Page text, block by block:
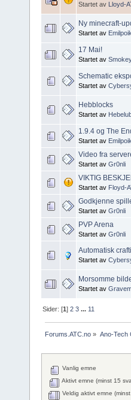
Startet av Lloyd-
Ny minecraft-
Startet av
17 Mai!
Startet av
Schematic
Startet av
Hebblocks
Startet av
1.9.4 og The
Startet av
Video fra
Startet av Gr0nli
VIKTIG
Startet av Floyd-
Godkjenne
Startet av Gr0nli
PVP Arena
Startet av Gr0nli
Automatisk
Startet av
Morsomme
Startet av
Sider: [1]2 3 ... 11
Forums.ATC.no » Ano-Tech
Vanlig emne
Aktivt emne (minst 15
Veldig aktivt emne